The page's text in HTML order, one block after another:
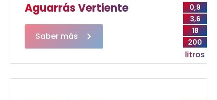
0,9
3,6
18
200
litros
Aguarrás Vertiente
Saber más